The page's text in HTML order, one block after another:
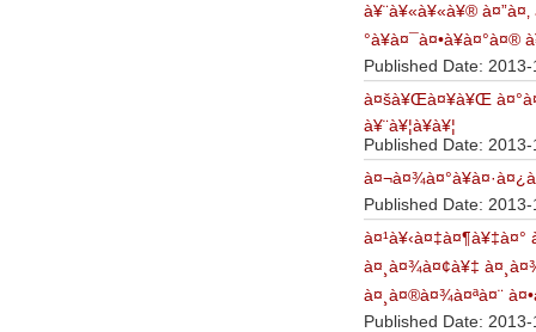
à¥¨à¥«à¥«à¥®
°à¥à¤¯à¤•à¥à¤°à¤®
Published Date:
à¤šà¥Œà¤¥à¥Œ
à¥¨à¥¦à¥­à¥¦
Published Date:
Published Date:
à¤¸à¤¾à¤¢à¥‡
à¤¸à¤®à¤¾à¤ªà¤¨
Published Date: